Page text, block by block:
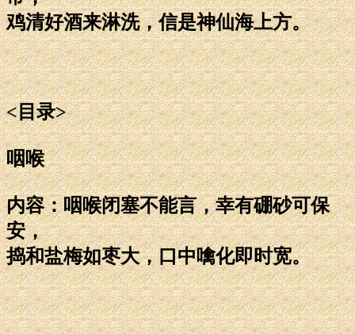
鸡清好酒来淋洗，信是神仙海上方。
<目录>
咽喉
内容：咽喉闭塞不能言，幸有硼砂可保
安，
捣和盐梅如枣大，口中噙化即时宽。